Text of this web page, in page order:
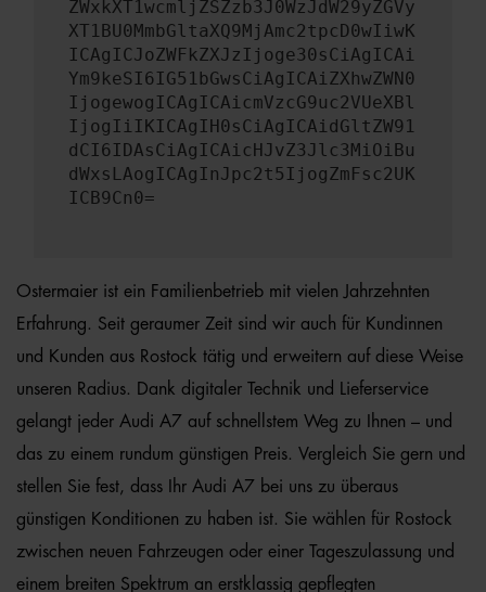
ZWxkXT1wcmljZSZzb3J0WzJdW29yZGVy
XT1BU0MmbGltaXQ9MjAmc2tpcD0wIiwK
ICAgICJoZWFkZXJzIjoge30sCiAgICAi
Ym9keSI6IG51bGwsCiAgICAiZXhwZWN0
IjogewogICAgICAicmVzcG9uc2VUeXBl
IjogIiIKICAgIH0sCiAgICAidGltZW91
dCI6IDAsCiAgICAicHJvZ3Jlc3MiOiBu
dWxsLAogICAgInJpc2t5IjogZmFsc2UK
ICB9Cn0=
Ostermaier ist ein Familienbetrieb mit vielen Jahrzehnten
Erfahrung. Seit geraumer Zeit sind wir auch für Kundinnen
und Kunden aus Rostock tätig und erweitern auf diese Weise
unseren Radius. Dank digitaler Technik und Lieferservice
gelangt jeder Audi A7 auf schnellstem Weg zu Ihnen – und
das zu einem rundum günstigen Preis. Vergleich Sie gern und
stellen Sie fest, dass Ihr Audi A7 bei uns zu überaus
günstigen Konditionen zu haben ist. Sie wählen für Rostock
zwischen neuen Fahrzeugen oder einer Tageszulassung und
einem breiten Spektrum an erstklassig gepflegten